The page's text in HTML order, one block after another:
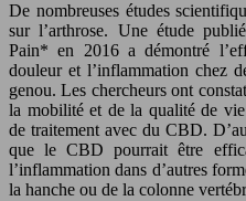
De nombreuses études
sur l’arthrose. Une étude
Pain* en 2016 a démontré
douleur et l’inflammation chez
genou. Les chercheurs ont
la mobilité et de la qualité de vie
de traitement avec du CBD.
que le CBD pourrait être
l’inflammation dans d’autres
la hanche ou de la colonne